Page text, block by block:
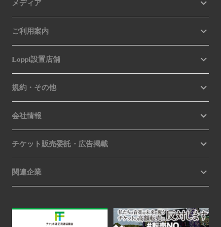
メディア
ご利用案内
Loppi設置店舗
規約・その他
会社情報
チケット販売委託・広告掲載
関連企業